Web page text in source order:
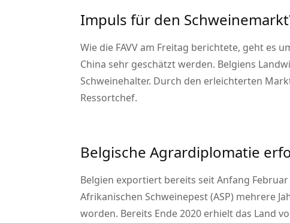
Impuls für den
Wie die FAVV am Freitag berichtete, geht es
China sehr geschätzt werden. Belgiens
Schweinehalter. Durch den erleichterten
Ressortchef.
Belgische Agrardiplomatie
Belgien exportiert bereits seit Anfang
Afrikanischen Schweinepest (ASP) mehrere
worden. Bereits Ende 2020 erhielt das Land